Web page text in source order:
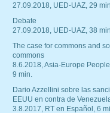
27.09.2018, UED-UAZ, 29
Debate
27.09.2018, UED-UAZ, 38
The case for commons and
commons
8.6.2018, Asia-Europe
9 min.
Dario Azzellini sobre las
EEUU en contra de
3.8.2017, RT en Español, 6